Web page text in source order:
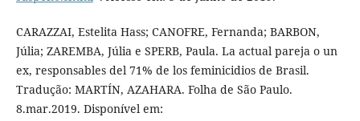
CARAZZAI, Estelita Hass; CANOFRE, Fernanda; BARBON,
Júlia; ZAREMBA, Júlia e SPERB, Paula. La actual pareja o un
ex, responsables del 71% de los feminicidios de Brasil.
Tradução: MARTÍN, AZAHARA. Folha de São Paulo.
8.mar.2019. Disponível em: